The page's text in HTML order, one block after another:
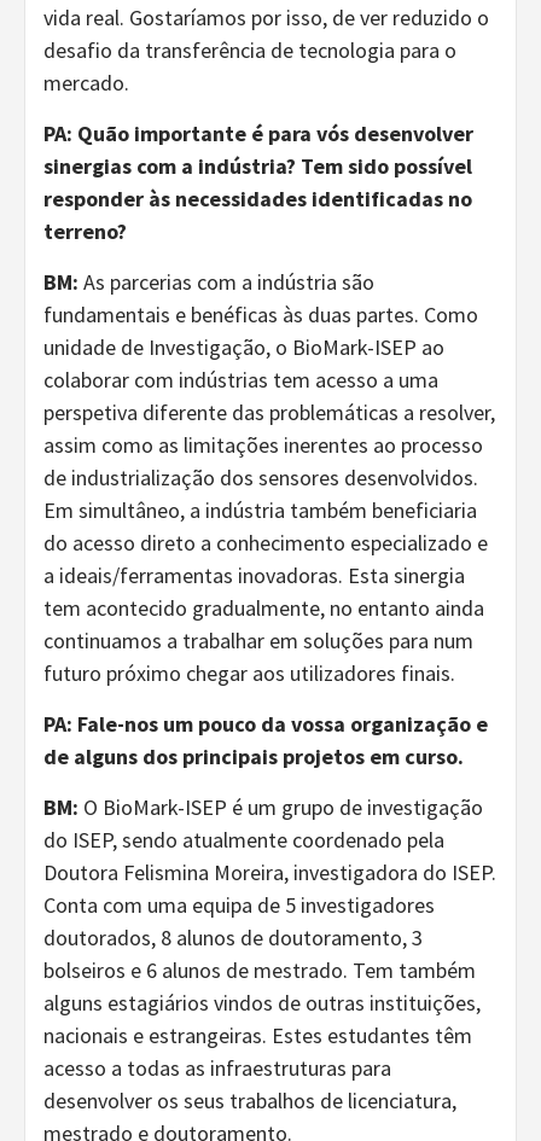
vida real. Gostaríamos por isso, de ver reduzido o
desafio da transferência de tecnologia para o
mercado.
PA: Quão importante é para vós desenvolver
sinergias com a indústria? Tem sido possível
responder às necessidades identificadas no
terreno?
BM: As parcerias com a indústria são
fundamentais e benéficas às duas partes. Como
unidade de Investigação, o BioMark-ISEP ao
colaborar com indústrias tem acesso a uma
perspetiva diferente das problemáticas a resolver,
assim como as limitações inerentes ao processo
de industrialização dos sensores desenvolvidos.
Em simultâneo, a indústria também beneficiaria
do acesso direto a conhecimento especializado e
a ideais/ferramentas inovadoras. Esta sinergia
tem acontecido gradualmente, no entanto ainda
continuamos a trabalhar em soluções para num
futuro próximo chegar aos utilizadores finais.
PA: Fale-nos um pouco da vossa organização e
de alguns dos principais projetos em curso.
BM: O BioMark-ISEP é um grupo de investigação
do ISEP, sendo atualmente coordenado pela
Doutora Felismina Moreira, investigadora do ISEP.
Conta com uma equipa de 5 investigadores
doutorados, 8 alunos de doutoramento, 3
bolseiros e 6 alunos de mestrado. Tem também
alguns estagiários vindos de outras instituições,
nacionais e estrangeiras. Estes estudantes têm
acesso a todas as infraestruturas para
desenvolver os seus trabalhos de licenciatura,
mestrado e doutoramento.